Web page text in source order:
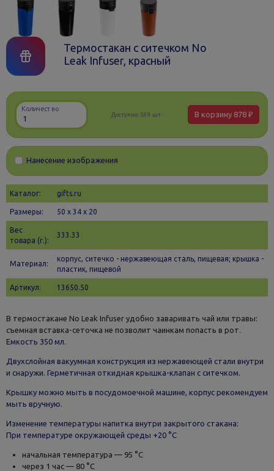
Термостакан с ситечком No
Leak Infuser, красный
Количество
Доступно: 589 шт. В корзину 878 ₽
Нанесение изображения
Каталог: gifts.ru
Размеры: 50 х 34 x 20
Вес
товара (г.):
333.33
Материал:
корпус, ситечко - нержавеющая сталь, пищевая; крышка -
пластик, пищевой
Артикул: 13650.50
В термостакане No Leak Infuser удобно заваривать чай или травы:
съемная вставка-сеточка не позволит чаинкам попасть в рот.
Емкость 350 мл.
Двухслойная вакуумная конструкция из нержавеющей стали внутри
и снаружи. Герметичная откидная крышка-клапан с ситечком.
Крышку можно мыть в посудомоечной машине, корпус рекомендуем
мыть вручную.
Изменение температуры напитка внутри закрытого стакана:
При температуре окружающей среды +20 °С
начальная температура — 95 °С
через 1 час — 80 °С